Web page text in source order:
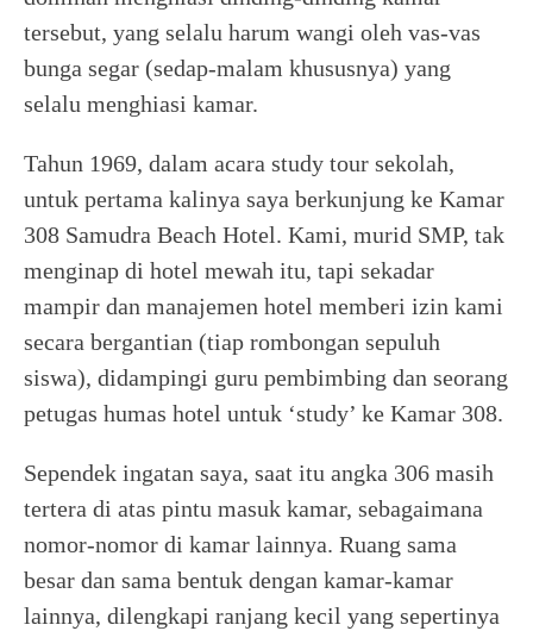
tersebut, yang selalu harum wangi oleh vas-vas
bunga segar (sedap-malam khususnya) yang
selalu menghiasi kamar.
Tahun 1969, dalam acara study tour sekolah,
untuk pertama kalinya saya berkunjung ke Kamar
308 Samudra Beach Hotel. Kami, murid SMP, tak
menginap di hotel mewah itu, tapi sekadar
mampir dan manajemen hotel memberi izin kami
secara bergantian (tiap rombongan sepuluh
siswa), didampingi guru pembimbing dan seorang
petugas humas hotel untuk ‘study’ ke Kamar 308.
Sependek ingatan saya, saat itu angka 306 masih
tertera di atas pintu masuk kamar, sebagaimana
nomor-nomor di kamar lainnya. Ruang sama
besar dan sama bentuk dengan kamar-kamar
lainnya, dilengkapi ranjang kecil yang sepertinya